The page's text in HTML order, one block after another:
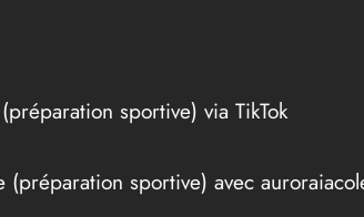
sportive) via TikTok
(préparation sportive) avec